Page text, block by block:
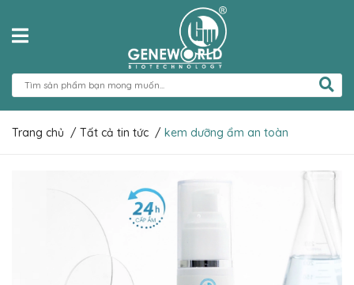
Trang chủ / Tất cả tin tức / kem dưỡng ẩm an toàn